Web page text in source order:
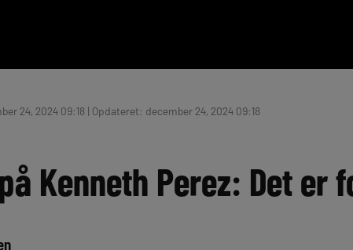
24, 2024 09:18 | Opdateret: december 24, 2024 09:18
Kenneth Perez: Det